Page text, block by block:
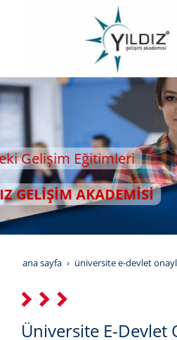
ana sayfa üniversite e-devlet
Üniversite E-Devlet